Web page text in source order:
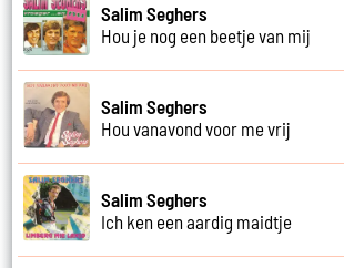
Salim Seghers
Hou je nog een beetje van mij
Salim Seghers
Hou vanavond voor me vrij
Salim Seghers
Ich ken een aardig maidtje